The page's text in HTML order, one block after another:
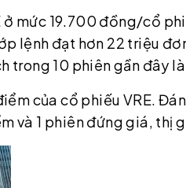
mức 19.700 đồng/cổ
lệnh đạt hơn 22 triệu
trong 10 phiên gần đây
của cổ phiếu VRE.
và 1 phiên đứng giá, thị